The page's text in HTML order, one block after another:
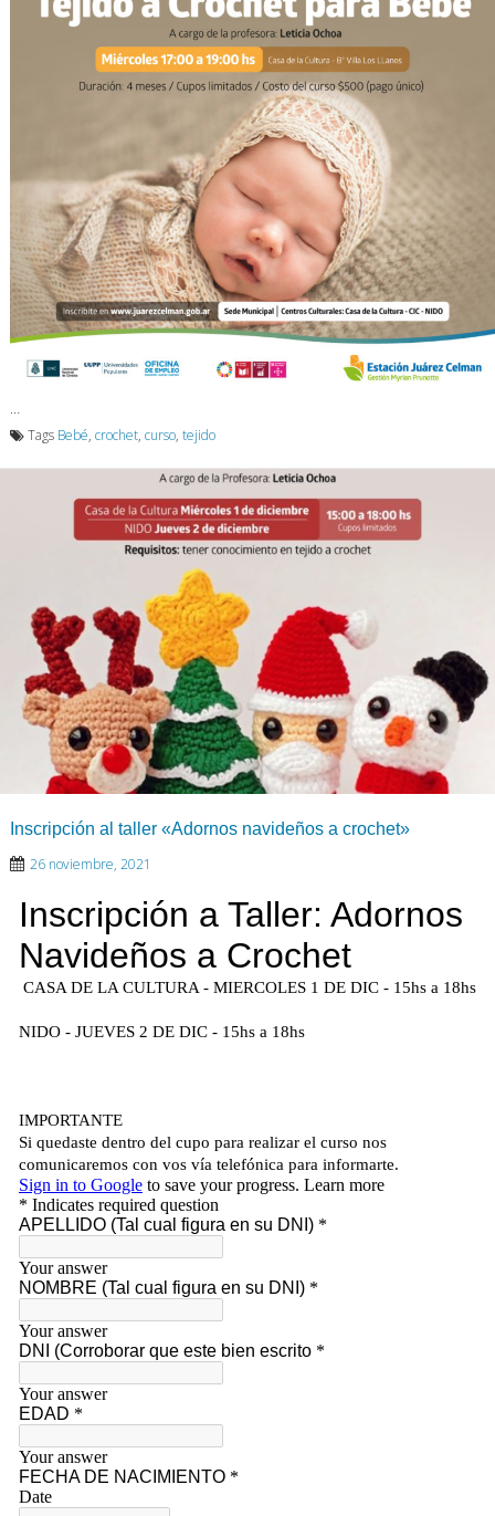
…
Tags Bebé, crochet, curso, tejido
Inscripción al taller «Adornos navideños a crochet»
26 noviembre, 2021